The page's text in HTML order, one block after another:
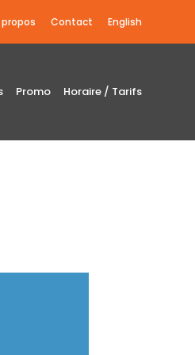
propos Contact English
Promo Horaire / Tarifs